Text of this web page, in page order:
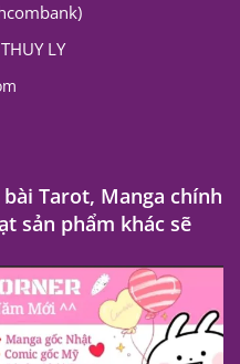
LY
Tarot, Manga chính
sản phẩm khác sẽ